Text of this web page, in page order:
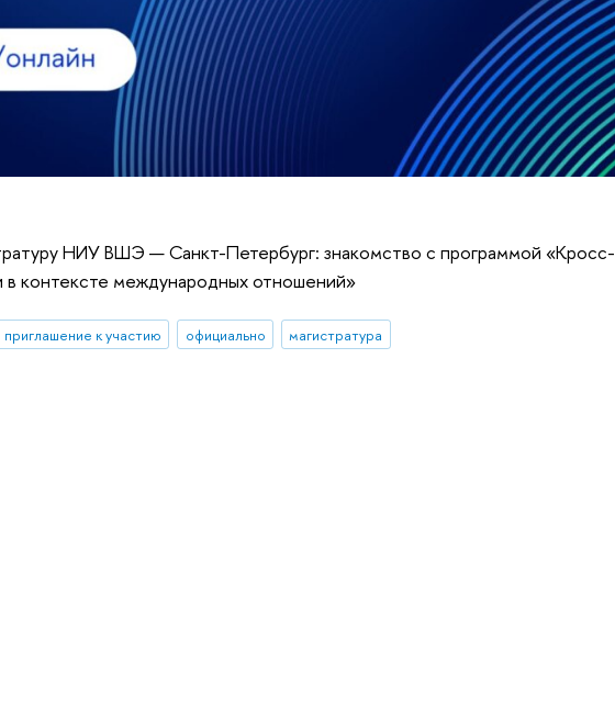
НИУ ВШЭ — Санкт-Петербург: знакомство с программой «Кросс-
в контексте международных отношений»
приглашение к участию официально магистратура